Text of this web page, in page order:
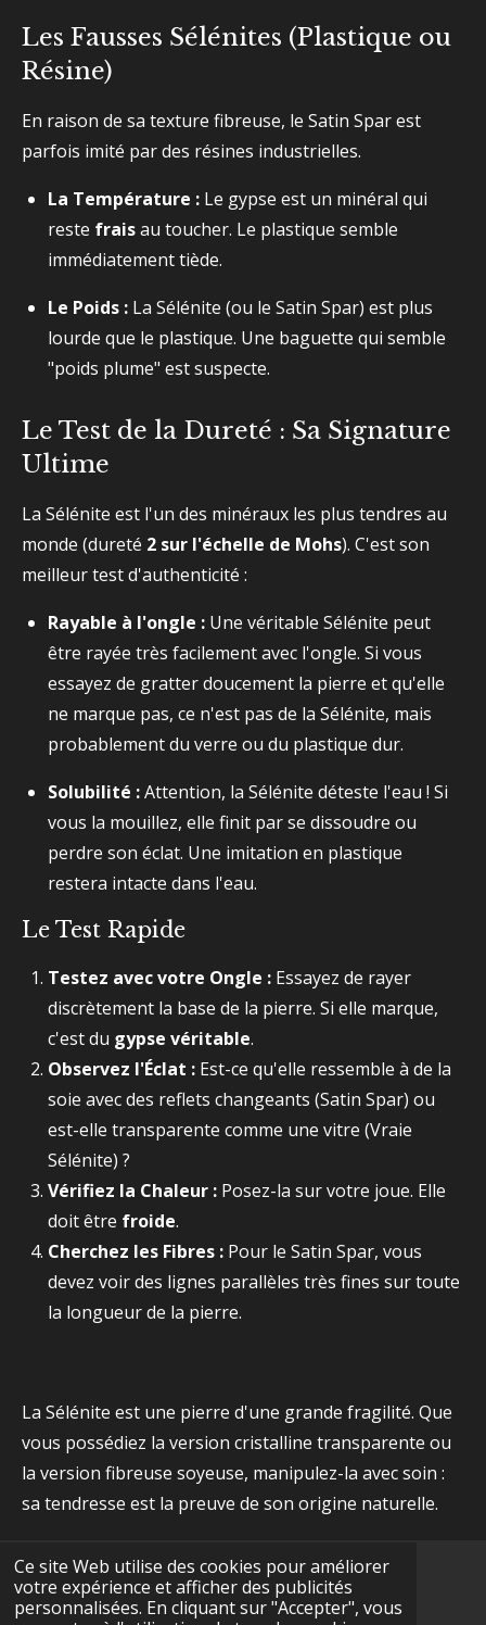
Ce site Web utilise des cookies pour améliorer
votre expérience et afficher des publicités
personnalisées. En cliquant sur "Accepter", vous
Les Fausses Sélénites (Plastique ou
Résine)
En raison de sa texture fibreuse, le Satin Spar est
parfois imité par des résines industrielles.
La Température : Le gypse est un minéral qui
reste fraisau toucher. Le plastique semble
immédiatement tiède.
Le Poids : La Sélénite (ou le Satin Spar) est plus
lourde que le plastique. Une baguette qui semble
"poids plume" est suspecte.
Le Test de la Dureté : Sa Signature
Ultime
La Sélénite est l'un des minéraux les plus tendres au
monde (dureté 2 sur l'échelle de Mohs). C'est son
meilleur test d'authenticité :
Rayable à l'ongle : Une véritable Sélénite peut
être rayée très facilement avec l'ongle. Si vous
essayez de gratter doucement la pierre et qu'elle
ne marque pas, ce n'est pas de la Sélénite, mais
probablement du verre ou du plastique dur.
Solubilité :Attention, la Sélénite déteste l'eau ! Si
vous la mouillez, elle finit par se dissoudre ou
perdre son éclat. Une imitation en plastique
restera intacte dans l'eau.
Le Test Rapide
Testez avec votre Ongle : Essayez de rayer
discrètement la base de la pierre. Si elle marque,
c'est du gypse véritable.
Observez l'Éclat : Est-ce qu'elle ressemble à de la
soie avec des reflets changeants (Satin Spar) ou
est-elle transparente comme une vitre (Vraie
Sélénite) ?
Vérifiez la Chaleur : Posez-la sur votre joue. Elle
doit être froide.
Cherchez les Fibres : Pour le Satin Spar, vous
devez voir des lignes parallèles très fines sur toute
la longueur de la pierre.
La Sélénite est une pierre d'une grande fragilité. Que
vous possédiez la version cristalline transparente ou
la version fibreuse soyeuse, manipulez-la avec soin :
sa tendresse est la preuve de son origine naturelle.
F
a
I
n
Y
o
T
i
W
h